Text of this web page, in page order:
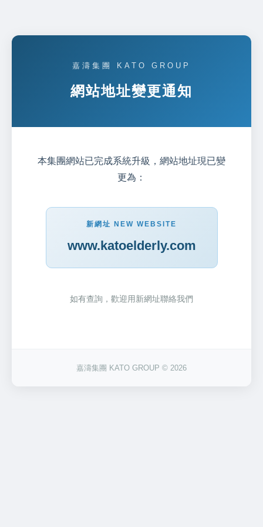
嘉濤集團 KATO GROUP
網站地址變更通知
本集團網站已完成系統升級，網站地址現已變
更為：
新網址 NEW WEBSITE
www.katoelderly.com
如有查詢，歡迎用新網址聯絡我們
嘉濤集團 KATO GROUP © 2026